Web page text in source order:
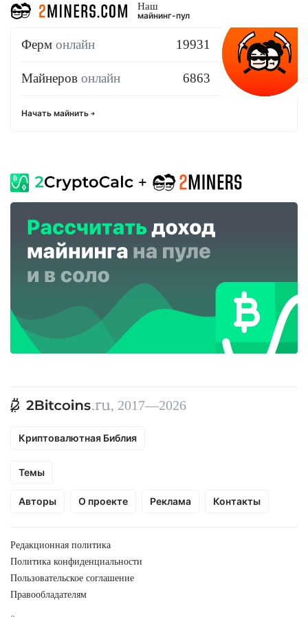
Наш
майнинг-пул
Ферм онлайн 19931
Майнеров онлайн 6863
Начать майнить
, 2017—2026
Криптовалютная Библия
Темы
Авторы О проекте Реклама Контакты
Редакционная политика
Политика конфиденциальности
Пользовательское соглашение
Правообладателям